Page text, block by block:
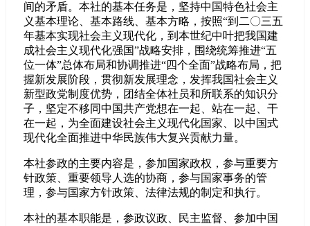
间的矛盾。本社的基本任务是，坚持中国特色社会主
义基本理论、基本路线、基本方略，按照“到二〇三五
年基本实现社会主义现代化，到本世纪中叶把我国建
成社会主义现代化强国”战略安排，围绕统筹推进“五
位一体”总体布局和协调推进“四个全面”战略布局，把
握新发展阶段，贯彻新发展理念，发挥我国社会主义
新型政党制度优势，团结全体社员和所联系的知识分
子，坚定不移同中国共产党想在一起、站在一起、干
在一起，为全面建设社会主义现代化国家、以中国式
现代化全面推进中华民族伟大复兴贡献力量。
本社参政的主要内容是，参加国家政权，参与重要方
针政策、重要领导人选的协商，参与国家事务的管
理，参与国家方针政策、法律法规的制定和执行。
本社的基本职能是，参政议政、民主监督、参加中国